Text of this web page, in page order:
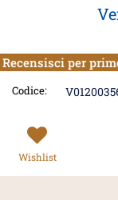
Recensisci per
Codice:
Wishlist